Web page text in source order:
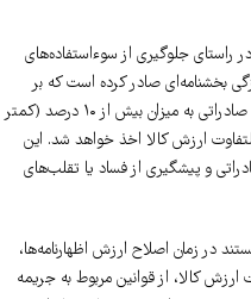
راستای جلوگیری از سوءاستفاده‌های
بخشنامه‌ای صادر کرده است که بر
اساس آن، در صورت اصلاح ارزش اظهارنامه‌های صادراتی به میزان بیش از ۱۰ درصد (کمتر
۱۰ تا ۱۰۰ درصد از مابه‌التفاوت ارزش کالا اخذ خواهد شد. این
و پیشگیری از فساد یا تقلب‌های
در زمان اصلاح ارزش اظهارنامه‌ها،
کالا، از قوانین مربوط به جریمه